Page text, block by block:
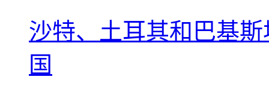
沙特、土耳其和巴基
国